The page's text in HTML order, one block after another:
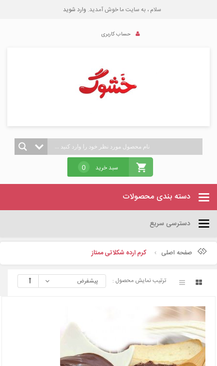
سلام ، به سایت ما خوش آمدید. وارد شوید
حساب کاربری
سبد خرید 0
دسته بندی محصولاتCategories
دسترسی سریع
Categories
صفحه اصلی کرم ارده شکلاتی ممتاز
ترتیب نمایش محصول : پیشفرض